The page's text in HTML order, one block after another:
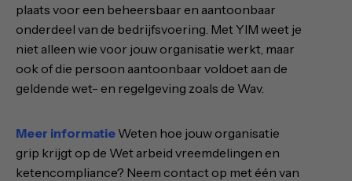
plaats voor een beheersbaar en aantoonbaar
onderdeel van de bedrijfsvoering. Met YIM weet je
niet alleen wie voor jouw organisatie werkt, maar
ook of die persoon aantoonbaar voldoet aan de
geldende wet- en regelgeving zoals de Wav.
Meer informatie Weten hoe jouw organisatie
grip krijgt op de Wet arbeid vreemdelingen en
ketencompliance? Neem contact op met één van